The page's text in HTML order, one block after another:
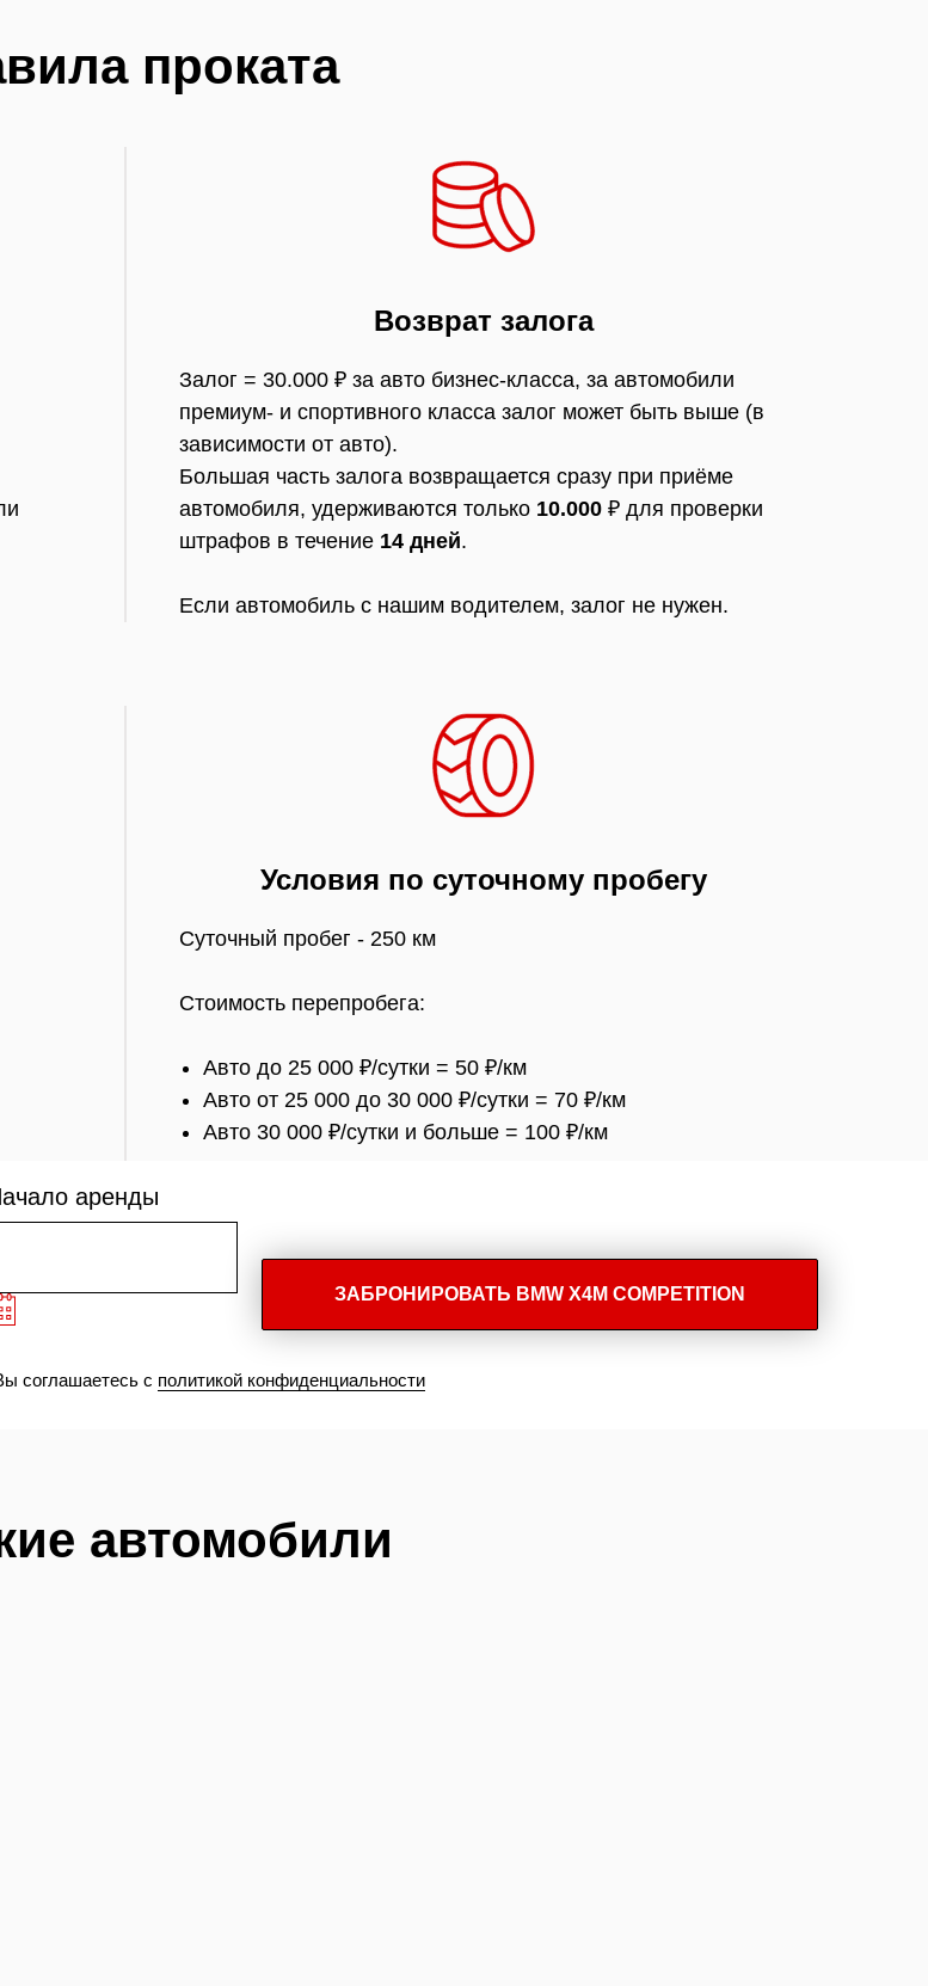
проката
Возврат залога
Залог = 30.000 ₽ за авто бизнес-класса, за автомобили
премиум- и спортивного класса залог может быть выше (в
зависимости от авто).
Большая часть залога возвращается сразу при приёме
автомобиля, удерживаются только 10.000 ₽ для проверки
штрафов в течение 14 дней.
Если автомобиль с нашим водителем, залог не нужен.
Условия по суточному пробегу
Суточный пробег - 250 км
Стоимость перепробега:
Авто до 25 000 ₽/сутки = 50 ₽/км
Авто от 25 000 до 30 000 ₽/сутки = 70 ₽/км
Авто 30 000 ₽/сутки и больше = 100 ₽/км
аренды
ЗАБРОНИРОВАТЬ BМW X4M COMPETITION
соглашаетесь с политикой конфиденциальности
автомобили